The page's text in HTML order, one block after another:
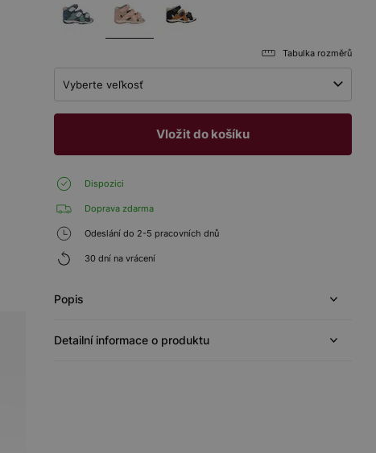
Tabulka rozměrů
Vyberte veľkosť
Vložit do košíku
Dispozici
Doprava zdarma
Odeslání do 2-5 pracovních dnů
30 dní na vrácení
Popis
Detailní informace o produktu